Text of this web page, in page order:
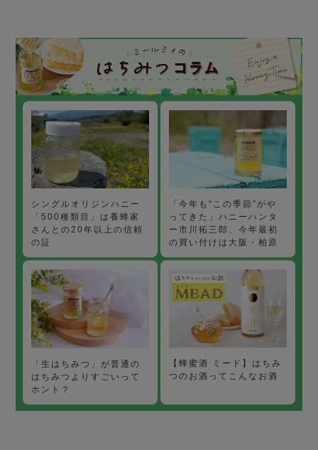
シングルオリジンハニー
「500種類目」は養蜂家
さんとの20年以上の信頼
の証
「今年も“この季節”がや
ってきた」ハニーハンタ
ー市川拓三郎、今年最初
の買い付けは大阪・柏原
「生はちみつ」が普通の
はちみつよりすごいって
ホント？
【蜂蜜酒 ミード】はちみ
つのお酒ってこんなお酒